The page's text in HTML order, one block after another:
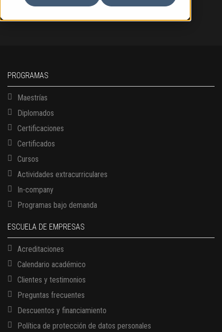
PROGRAMAS
Maestrías
Diplomados
Certificaciones
Certificados
Cursos
Actividades extracurriculares
In-company
Programas bajo demanda
ESCUELA DE EMPRESAS
Acreditaciones
Calendario académico
Clientes y testimonios
Preguntas frecuentes
Descuentos y financiamiento
Política de protección de datos personales